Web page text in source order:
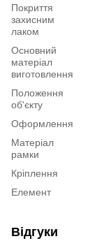
Покриття
захисним
лаком
Основний
матеріал
виготовлення
Положення
об'єкту
Оформлення
Матеріал
рамки
Кріплення
Елемент
Відгуки